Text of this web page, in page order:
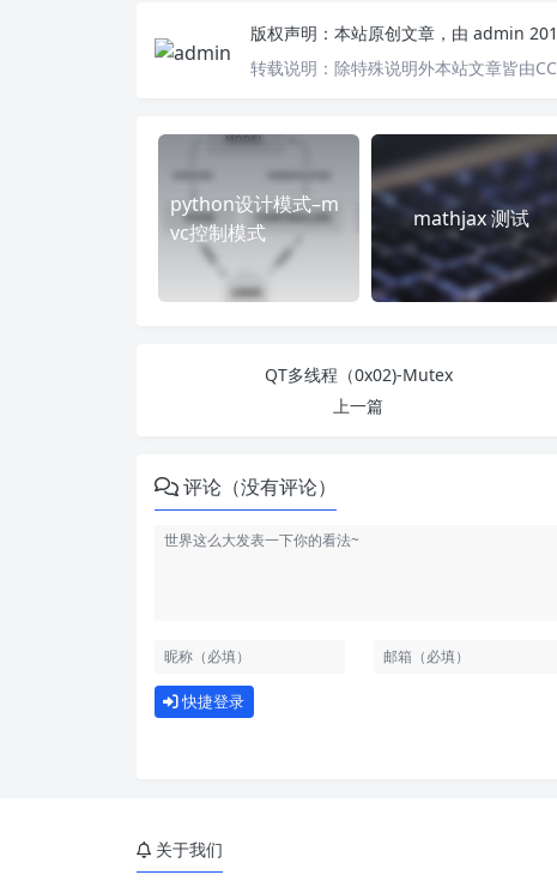
版权声明： 本站原创文章，由 admin
转载说明： 除特殊说明外本站文章皆由
python设计模式–m
vc控制模式
mathjax 测试
QT多线程（0x02)-Mutex
上一篇
评论（没有评论）
快捷登录
关于我们